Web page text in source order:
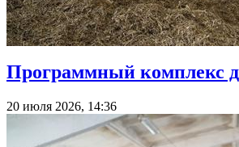
Программный комплекс
20 июля 2026, 14:36